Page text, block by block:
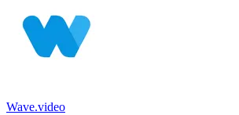
Wave.video